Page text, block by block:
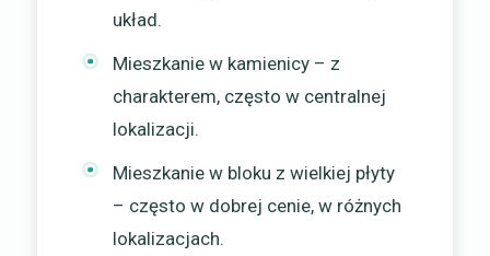
układ.
Mieszkanie w kamienicy – z
charakterem, często w centralnej
lokalizacji.
Mieszkanie w bloku z wielkiej płyty
– często w dobrej cenie, w różnych
lokalizacjach.